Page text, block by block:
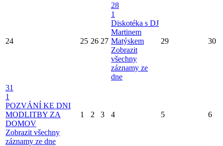
24 25 26 27
28
1
Diskotéka s DJ
Martinem
Matýskem
Zobrazit
všechny
záznamy ze
dne
29 30
31
1
POZVÁNÍ KE DNI
MODLITBY ZA
DOMOV
Zobrazit všechny
záznamy ze dne
1 2 3 4 5 6